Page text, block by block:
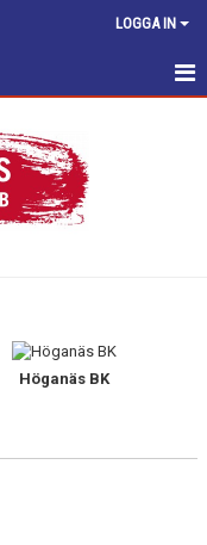
LOGGA IN
Höganäs BK